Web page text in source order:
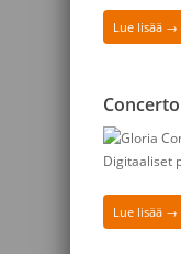
Lue lisää →
Lue lisää →